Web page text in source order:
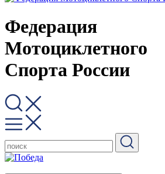
Федерация
Мотоциклетного
Спорта России